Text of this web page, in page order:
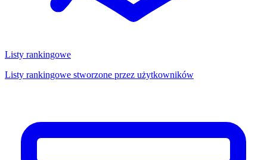
Listy rankingowe
Listy rankingowe stworzone przez użytkowników